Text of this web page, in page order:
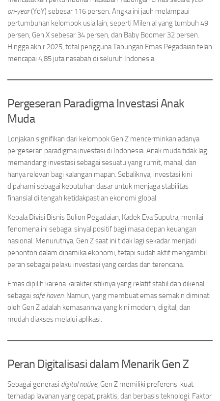
on-year(YoY) sebesar 116 persen. Angka ini jauh melampaui
pertumbuhan kelompok usia lain, seperti Milenial yang tumbuh 49
persen, Gen X sebesar 34 persen, dan Baby Boomer 32 persen.
Hingga akhir 2025, total pengguna Tabungan Emas Pegadaian telah
mencapai 4,85 juta nasabah di seluruh Indonesia.
Pergeseran Paradigma Investasi Anak
Muda
Lonjakan signifikan dari kelompok Gen Z mencerminkan adanya
pergeseran paradigma investasi di Indonesia. Anak muda tidak lagi
memandang investasi sebagai sesuatu yang rumit, mahal, dan
hanya relevan bagi kalangan mapan. Sebaliknya, investasi kini
dipahami sebagai kebutuhan dasar untuk menjaga stabilitas
finansial di tengah ketidakpastian ekonomi global.
Kepala Divisi Bisnis Bulion Pegadaian, Kadek Eva Suputra, menilai
fenomena ini sebagai sinyal positif bagi masa depan keuangan
nasional. Menurutnya, Gen Z saat ini tidak lagi sekadar menjadi
penonton dalam dinamika ekonomi, tetapi sudah aktif mengambil
peran sebagai pelaku investasi yang cerdas dan terencana.
Emas dipilih karena karakteristiknya yang relatif stabil dan dikenal
sebagai safe haven. Namun, yang membuat emas semakin diminati
oleh Gen Z adalah kemasannya yang kini modern, digital, dan
mudah diakses melalui aplikasi.
Peran Digitalisasi dalam Menarik Gen Z
Sebagai generasi digital native, Gen Z memiliki preferensi kuat
terhadap layanan yang cepat, praktis, dan berbasis teknologi. Faktor